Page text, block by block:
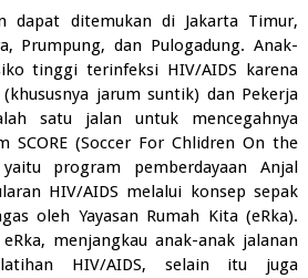
dapat ditemukan di Jakarta Timur,
Prumpung, dan Pulogadung. Anak-
tinggi terinfeksi HIV/AIDS karena
jarum suntik) dan Pekerja
satu jalan untuk mencegahnya
SCORE (Soccer For Chlidren On the
program pemberdayaan Anjal
HIV/AIDS melalui konsep sepak
oleh Yayasan Rumah Kita (eRka).
menjangkau anak-anak jalanan
HIV/AIDS, selain itu juga